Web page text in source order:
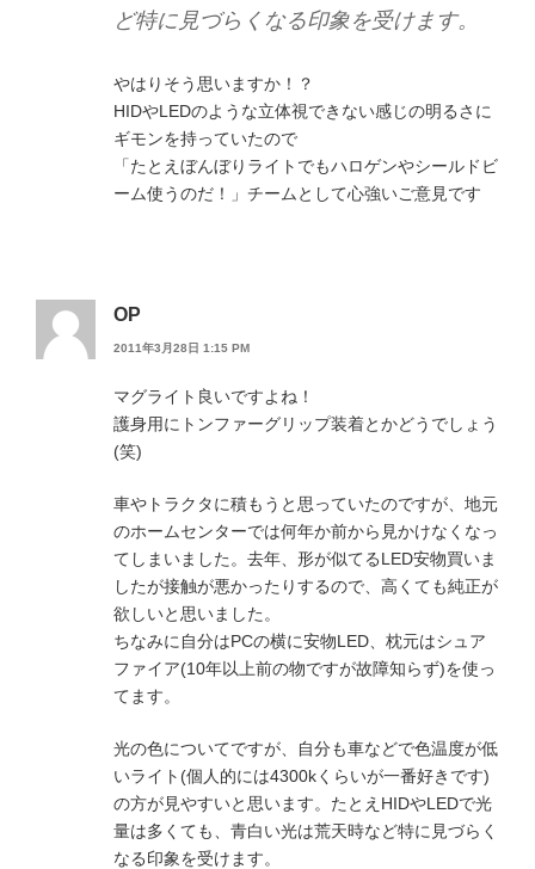
ど特に見づらくなる印象を受けます。
やはりそう思いますか！？
HIDやLEDのような立体視できない感じの明るさに
ギモンを持っていたので
「たとえぼんぼりライトでもハロゲンやシールドビ
ーム使うのだ！」チームとして心強いご意見です
OP
2011年3月28日 1:15 PM
マグライト良いですよね！
護身用にトンファーグリップ装着とかどうでしょう
(笑)
車やトラクタに積もうと思っていたのですが、地元
のホームセンターでは何年か前から見かけなくなっ
てしまいました。去年、形が似てるLED安物買いま
したが接触が悪かったりするので、高くても純正が
欲しいと思いました。
ちなみに自分はPCの横に安物LED、枕元はシュア
ファイア(10年以上前の物ですが故障知らず)を使っ
てます。
光の色についてですが、自分も車などで色温度が低
いライト(個人的には4300kくらいが一番好きです)
の方が見やすいと思います。たとえHIDやLEDで光
量は多くても、青白い光は荒天時など特に見づらく
なる印象を受けます。